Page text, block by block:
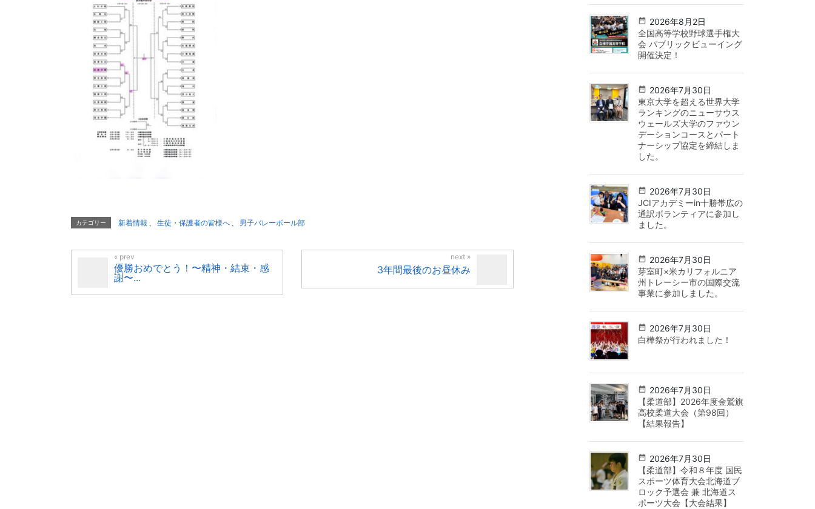
カテゴリー 新着情報 生徒・保護者の皆様へ 男子バレーボール部
優勝おめでとう！〜精神・結束・感
謝〜...
3年間最後のお昼休み
2026年8月2日
全国高等学校野球選手権大
会 パブリックビューイング
開催決定！
2026年7月30日
東京大学を超える世界大学
ランキングのニューサウス
ウェールズ大学のファウン
デーションコースとパート
ナーシップ協定を締結しま
した。
2026年7月30日
JCIアカデミーin十勝帯広の
通訳ボランティアに参加し
ました。
2026年7月30日
芽室町×米カリフォルニア
州トレーシー市の国際交流
事業に参加しました。
2026年7月30日
白樺祭が行われました！
2026年7月30日
【柔道部】2026年度金鷲旗
高校柔道大会（第98回）
【結果報告】
2026年7月30日
【柔道部】令和８年度 国民
スポーツ体育大会北海道ブ
ロック予選会 兼 北海道ス
ポーツ大会【大会結果】